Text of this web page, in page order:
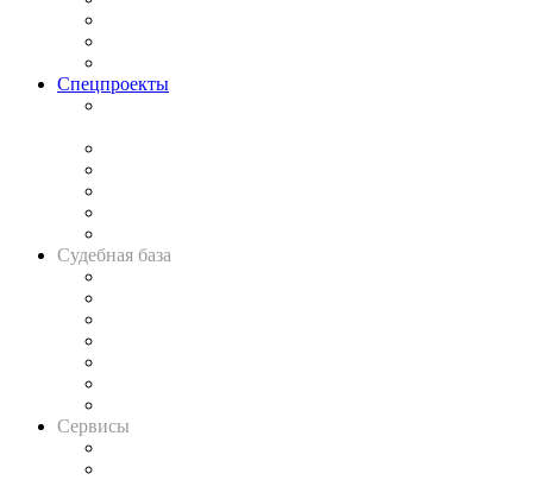
Спецпроекты
Судебная база
Сервисы